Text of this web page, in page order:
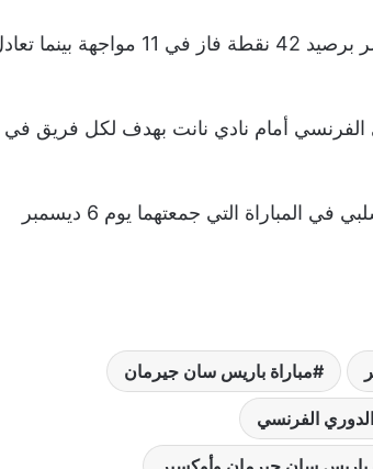
بينما يدخل أوكسير المباراة وهو يحتل المركز العاشر برصيد 42 نقطة فاز في 11 مواجهة
الفرنسي أمام نادي نانت بهدف لكل فريق في
بينما انتهت آخر مباراة جمعت الفريقان بالتعادل السلبي في المباراة التي جمعتهما يوم 6 ديسمبر
مباراة باريس سان جيرمان
الفرنسي